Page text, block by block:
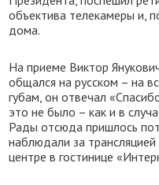
объектива телекамеры и,
дома.
На приеме Виктор
общался на русском – на
губам, он отвечал
это не было – как и в
Рады отсюда пришлось
наблюдали за
центре в гостинице